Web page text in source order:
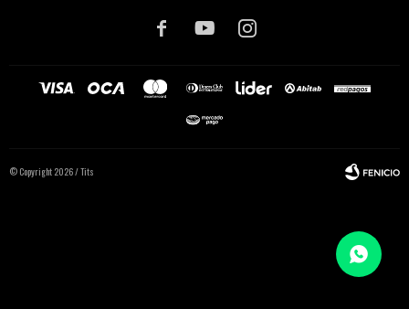
  
© Copyright 2026 / Tits